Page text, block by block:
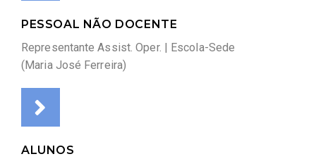
PESSOAL NÃO DOCENTE
Representante Assist. Oper. | Escola-Sede
(Maria José Ferreira)
ALUNOS